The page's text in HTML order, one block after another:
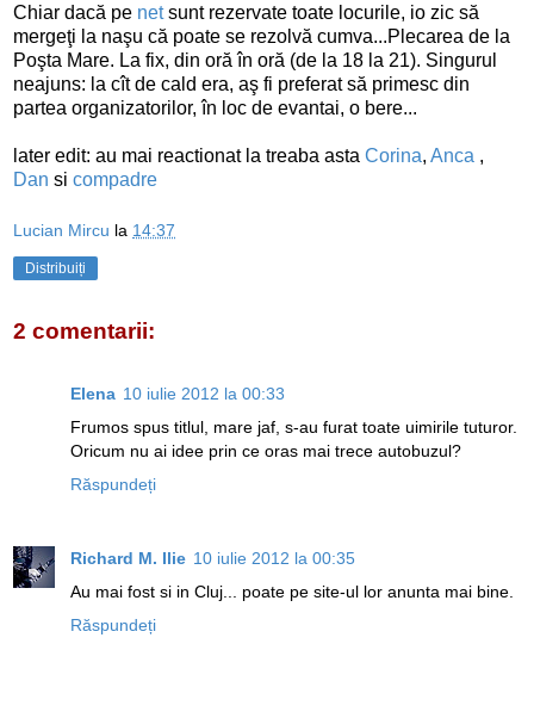
Chiar dacă pe netsunt rezervate toate locurile, io zic să
mergeţi la naşu că poate se rezolvă cumva...Plecarea de la
Poşta Mare. La fix, din oră în oră (de la 18 la 21). Singurul
neajuns: la cît de cald era, aş fi preferat să primesc din
partea organizatorilor, în loc de evantai, o bere...
later edit: au mai reactionat la treaba asta Corina, Anca ,
Dan si compadre
Lucian Mircu la 14:37
Distribuiți
2 comentarii:
Elena 10 iulie 2012 la 00:33
Frumos spus titlul, mare jaf, s-au furat toate uimirile tuturor.
Oricum nu ai idee prin ce oras mai trece autobuzul?
Răspundeți
Richard M. Ilie 10 iulie 2012 la 00:35
Au mai fost si in Cluj... poate pe site-ul lor anunta mai bine.
Răspundeți